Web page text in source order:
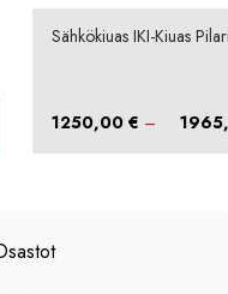
Sähkökiuas IKI-Kiuas
1250,00 € –